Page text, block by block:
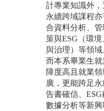
計專業知識外，
永續跨域課程
合資料分析、
策與ESG（環境
與治理）等領域
而本系畢業生就
障度高且就業領
廣，更能跨足永
告書確信、
數據分析等新